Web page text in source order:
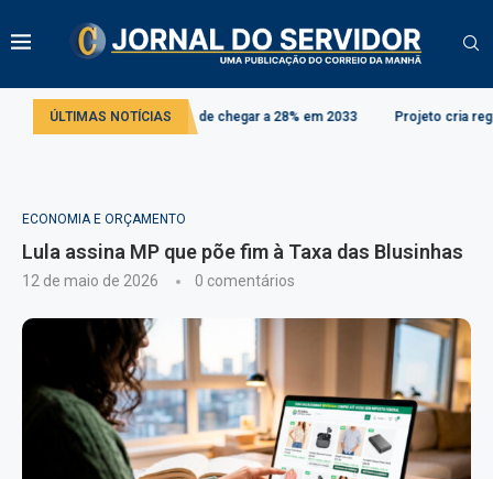
ÚLTIMAS NOTÍCIAS
do IBS pode chegar a 28% em 2033 Projeto cria regras para
ECONOMIA E ORÇAMENTO
Lula assina MP que põe fim à Taxa das Blusinhas
12 de maio de 2026 0 comentários